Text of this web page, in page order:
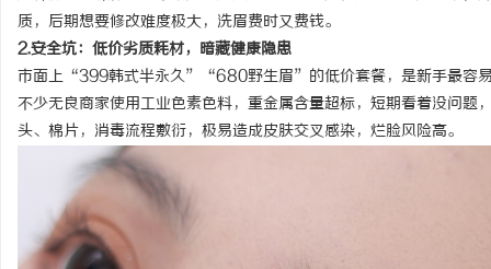
质，后期想要修改难度极大，洗眉费时又费钱。
2.安全坑：低价劣质耗材，暗藏健康隐患
市面上“399韩式半永久”“680野生眉”的低价套餐，是新手最容易
不少无良商家使用工业色素色料，重金属含量超标，短期看着没问
头、棉片，消毒流程敷衍，极易造成皮肤交叉感染，烂脸风险高。